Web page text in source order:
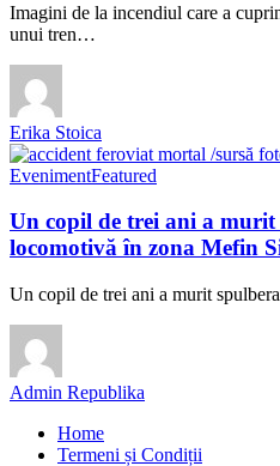
Imagini de la incendiul care a
unui tren…
Erika Stoica
EvenimentFeatured
Un copil de trei ani a murit
locomotivă în zona Mefin
Un copil de trei ani a murit
Admin Republika
Home
Termeni și Condiții